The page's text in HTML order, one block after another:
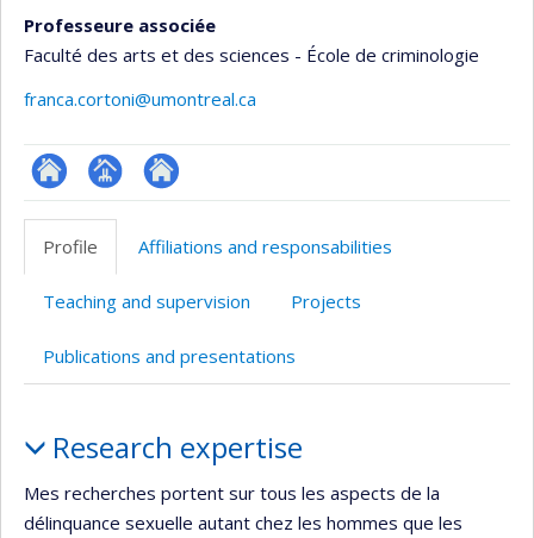
Professeure associée
Faculté des arts et des sciences - École de criminologie
franca.cortoni@umontreal.ca
ResearchGate
Page
professionnelle
(faculté,département,école)
Site
web
l’unité
recherche
Profile Affiliations and responsabilities
Teaching and supervision Projects
Publications and presentations
Research expertise
Mes recherches portent sur tous les aspects de la
délinquance sexuelle autant chez les hommes que les